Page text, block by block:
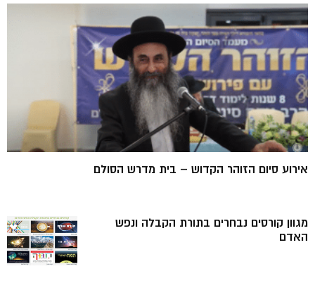
אירוע סיום הזוהר הקדוש – בית מדרש הסולם
מגוון קורסים נבחרים בתורת הקבלה ונפש
האדם